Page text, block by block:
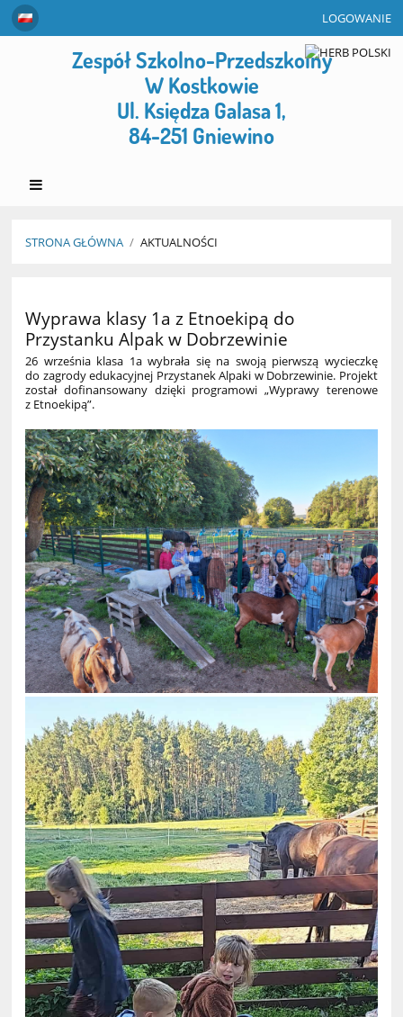
LOGOWANIE
Zespół Szkolno-Przedszkolny
W Kostkowie
Ul. Księdza Galasa 1,
84-251 Gniewino
STRONA GŁÓWNA / AKTUALNOŚCI
Wyprawa klasy 1a z Etnoekipą do
Przystanku Alpak w Dobrzewinie
26 września klasa 1a wybrała się na swoją pierwszą wycieczkę
do zagrody edukacyjnej Przystanek Alpaki w Dobrzewinie. Projekt
został dofinansowany dzięki programowi „Wyprawy terenowe
z Etnoekipą”.